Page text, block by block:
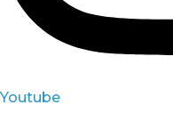
Youtube